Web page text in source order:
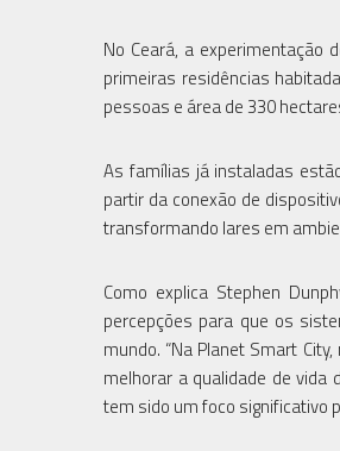
No Ceará, a experimentação
primeiras residências
pessoas e área de 330
As famílias já instaladas
partir da conexão de
transformando lares em
Como explica Stephen
percepções para que os
mundo. “Na Planet Smart
melhorar a qualidade de vida
tem sido um foco significativo